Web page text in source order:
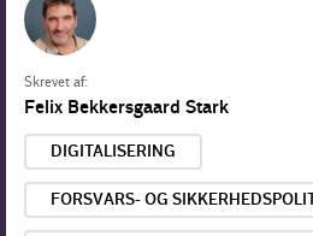
Skrevet af:
Felix Bekkersgaard Stark
DIGITALISERING
FORSVARS- OG